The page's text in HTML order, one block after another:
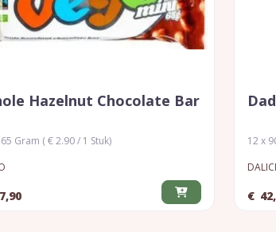
Hazelnut Chocolate Bar
Gram ( € 2.90 / 1 Stuk)
12 x
€